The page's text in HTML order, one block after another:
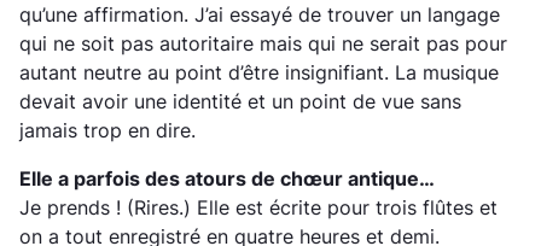
qu’une affirmation. J’ai essayé de trouver un langage
qui ne soit pas autoritaire mais qui ne serait pas pour
autant neutre au point d’être insignifiant. La musique
devait avoir une identité et un point de vue sans
jamais trop en dire.
Elle a parfois des atours de chœur antique…
Je prends ! (Rires.) Elle est écrite pour trois flûtes et
on a tout enregistré en quatre heures et demi.